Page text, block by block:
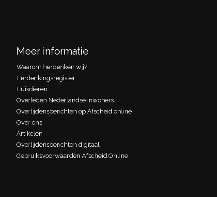
Meer informatie
Waarom herdenken wij?
Herdenkingsregister
Huisdieren
Overleden Nederlandse inwoners
Overlijdensberichten op Afscheid.online
Over ons
Artikelen
Overlijdensberichten digitaal
Gebruiksvoorwaarden Afscheid.Online